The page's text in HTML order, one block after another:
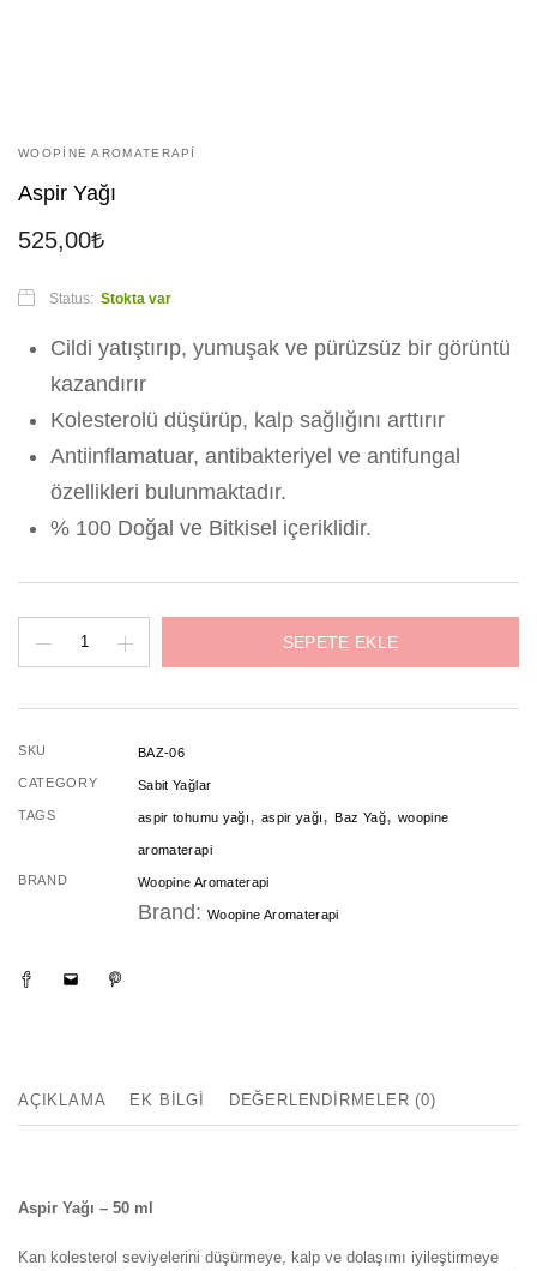
WOOPINE AROMATERAPI
Aspir Yağı
525,00₺
Status: Stokta var
Cildi yatıştırıp, yumuşak ve pürüzsüz bir görüntü
kazandırır
Kolesterolü düşürüp, kalp sağlığını arttırır
Antiinflamatuar, antibakteriyel ve antifungal
özellikleri bulunmaktadır.
% 100 Doğal ve Bitkisel içeriklidir.
Yağı
adet
SEPETE EKLE
SKU BAZ-06
CATEGORY Sabit Yağlar
TAGS aspir tohumu yağı, aspir yağı,Baz Yağ, woopine
aromaterapi
BRAND Woopine Aromaterapi
Brand: Woopine Aromaterapi
AÇIKLAMA EK BILGI DEĞERLENDIRMELER (0)
Aspir Yağı – 50 ml
Kan kolesterol seviyelerini düşürmeye, kalp ve dolaşımı iyileştirmeye